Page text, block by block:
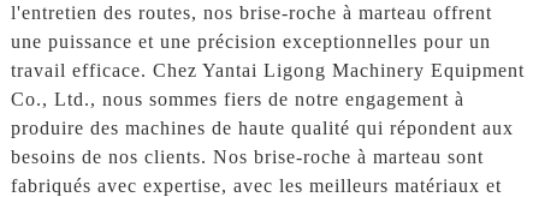
l'entretien des routes, nos brise-roche à marteau offrent
une puissance et une précision exceptionnelles pour un
travail efficace. Chez Yantai Ligong Machinery Equipment
Co., Ltd., nous sommes fiers de notre engagement à
produire des machines de haute qualité qui répondent aux
besoins de nos clients. Nos brise-roche à marteau sont
fabriqués avec expertise, avec les meilleurs matériaux et